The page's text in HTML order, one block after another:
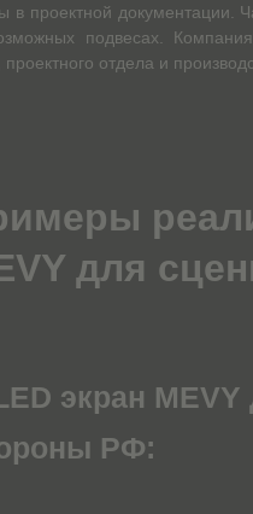
в проектной документации.
подвесах.
отдела и
для
экран
РФ: